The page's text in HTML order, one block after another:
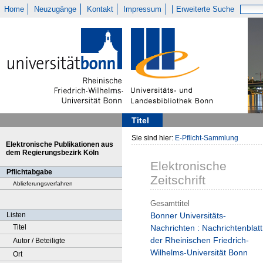
Home Neuzugänge Kontakt Impressum Erweiterte Suche
Titel
Elektronische Publikationen aus
dem Regierungsbezirk Köln
Pflichtabgabe
Ablieferungsverfahren
Listen
Titel
Autor / Beteiligte
Ort
Sie sind hier: E-Pflicht-Sammlung
Elektronische
Zeitschrift
Gesamttitel
Bonner Universitäts-
Nachrichten : Nachrichtenblatt
der Rheinischen Friedrich-
Wilhelms-Universität Bonn